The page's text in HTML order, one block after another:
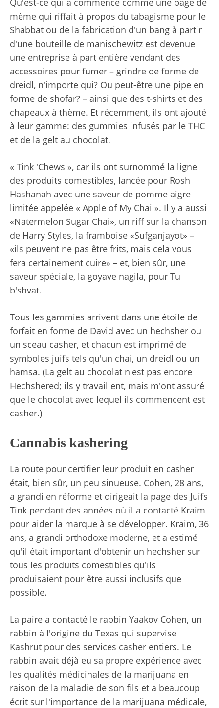
Qu'est-ce qui a commencé comme une page de
mème qui riffait à propos du tabagisme pour le
Shabbat ou de la fabrication d'un bang à partir
d'une bouteille de manischewitz est devenue
une entreprise à part entière vendant des
accessoires pour fumer – grindre de forme de
dreidl, n'importe qui? Ou peut-être une pipe en
forme de shofar? – ainsi que des t-shirts et des
chapeaux à thème. Et récemment, ils ont ajouté
à leur gamme: des gummies infusés par le THC
et de la gelt au chocolat.
« Tink 'Chews », car ils ont surnommé la ligne
des produits comestibles, lancée pour Rosh
Hashanah avec une saveur de pomme aigre
limitée appelée « Apple of My Chai ». Il y a aussi
«Natermelon Sugar Chai», un riff sur la chanson
de Harry Styles, la framboise «Sufganjayot» –
«ils peuvent ne pas être frits, mais cela vous
fera certainement cuire» – et, bien sûr, une
saveur spéciale, la goyave nagila, pour Tu
b'shvat.
Tous les gammies arrivent dans une étoile de
forfait en forme de David avec un hechsher ou
un sceau casher, et chacun est imprimé de
symboles juifs tels qu'un chai, un dreidl ou un
hamsa. (La gelt au chocolat n'est pas encore
Hechshered; ils y travaillent, mais m'ont assuré
que le chocolat avec lequel ils commencent est
casher.)
Cannabis kashering
La route pour certifier leur produit en casher
était, bien sûr, un peu sinueuse. Cohen, 28 ans,
a grandi en réforme et dirigeait la page des Juifs
Tink pendant des années où il a contacté Kraim
pour aider la marque à se développer. Kraim, 36
ans, a grandi orthodoxe moderne, et a estimé
qu'il était important d'obtenir un hechsher sur
tous les produits comestibles qu'ils
produisaient pour être aussi inclusifs que
possible.
La paire a contacté le rabbin Yaakov Cohen, un
rabbin à l'origine du Texas qui supervise
Kashrut pour des services casher entiers. Le
rabbin avait déjà eu sa propre expérience avec
les qualités médicinales de la marijuana en
raison de la maladie de son fils et a beaucoup
écrit sur l'importance de la marijuana médicale,